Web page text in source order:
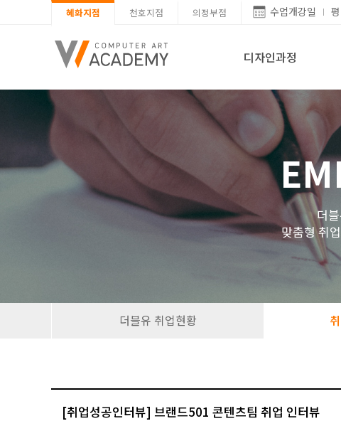
혜화지점 천호지점 의정부점 수업개강일
디자인과정
더
맞춤형 취
더블유 취업현황
[취업성공인터뷰] 브랜드501 콘텐츠팀 취업 인터뷰